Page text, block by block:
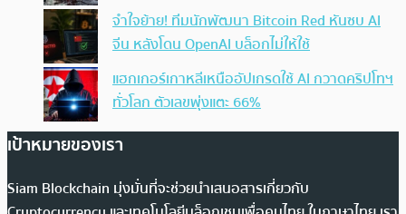
จำใจย้าย! ทีมนักพัฒนา Bitcoin Red หันซบ AI
จีน หลังโดน OpenAI บล็อกไม่ให้ใช้
แฮกเกอร์เกาหลีเหนืออัปเกรดใช้ AI กวาดคริปโทฯ
ทั่วโลก ตัวเลขพุ่งแตะ 66%
เป้าหมายของเรา
Siam Blockchain มุ่งมั่นที่จะช่วยนำเสนอสารเกี่ยวกับ